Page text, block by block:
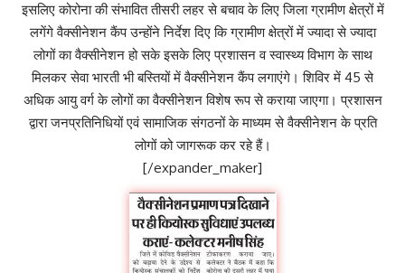
इसलिए कोरोना की संभावित तीसरी लहर से बचाव के लिए जिला ग्रामीण क्षेत्रों में
लगेंगे वैक्सीनेशन कैंप उन्होंने निर्देश दिए कि ग्रामीण क्षेत्रों में ज्यादा से ज्यादा
लोगों का वैक्सीनेशन हो सके इसके लिए प्रशासन व स्वास्थ्य विभाग के साथ
मिलकर सेवा भारती भी बस्तियों में वैक्सीनेशन कैंप लगाएंगे। शिविर में 45 से
अधिक आयु वर्ग के लोगों का वैक्सीनेशन विशेष रूप से कराया जाएगा। प्रशासन
द्वारा जनप्रतिनिधियों एवं सामाजिक संगठनों के माध्यम से वैक्सीनेशन के प्रति
लोगों को जागरूक कर रहे हैं।
[/expander_maker]